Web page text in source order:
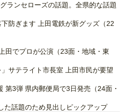
ランセローズの話題。全県的な話題
防ぎます 上田電鉄が新グッズ（22
田でプロが公演（23面・地域・東
サテライト市長室 上田市民が要望
第3弾 県内郵便局で3日発売（24面・
話題のため見出しピックアップ